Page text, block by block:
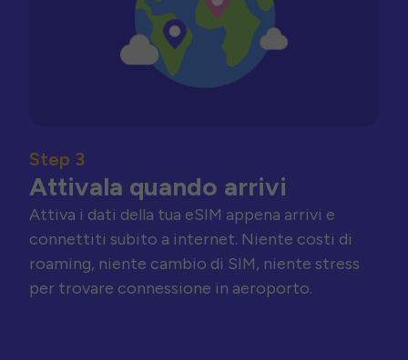
Step 3
Attivala quando arrivi
Attiva i dati della tua eSIM appena arrivi e
connettiti subito a internet. Niente costi di
roaming, niente cambio di SIM, niente stress
per trovare connessione in aeroporto.